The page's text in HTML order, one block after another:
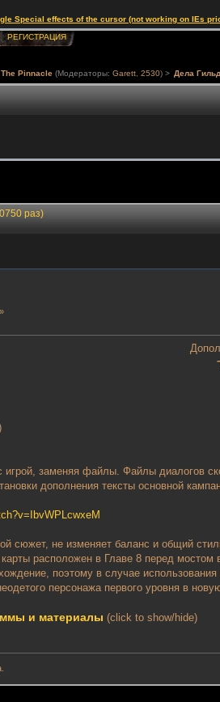
Special effects of the cursor (not working on IEs
РЕГИСТРАЦИЯ
Pinnacle(Модераторы: Garett, 2530) > Дела
раз)
заменяя файлы. Файлы диалогов
дополнения тексты основной
сюжет, не изменяет баланс и общий
расположен в Главе 8 перед
поэтому в случае
персонажа первого уровня в
и материалы (click to show/hide)